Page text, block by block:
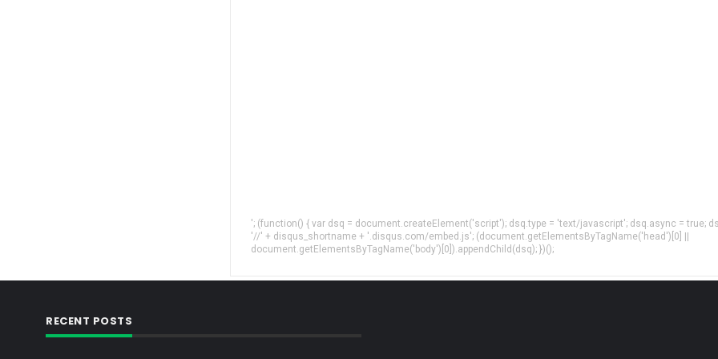
'; (function() { var dsq = document.createElement('script'); dsq.type = 'text/javascript'; dsq.async = true;
'//' + disqus_shortname + '.disqus.com/embed.js'; (document.getElementsByTagName('head')[0] ||
document.getElementsByTagName('body')[0]).appendChild(dsq); })();
RECENT POSTS